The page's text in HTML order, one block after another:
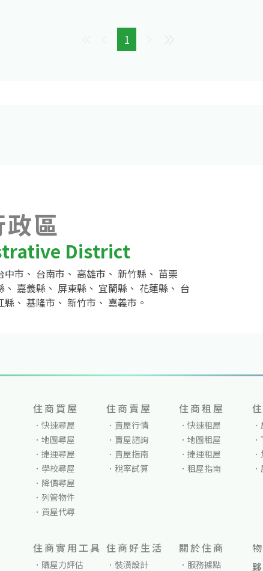
1
區
District
中市 、 台南市 、 高雄市 、 新竹縣、 苗栗
、 嘉義縣、 屏東縣、 宜蘭縣、 花蓮縣、 台
縣、 基隆市 、 新竹市 、 嘉義市 。
住商買屋
快速尋屋
地圖尋屋
捷運尋屋
學校尋屋
降價尋屋
列管物件
買屋代尋
住商賣屋
賣屋行情
賣屋諮詢
賣屋指南
稅率試算
住商租屋
快速租屋
地圖租屋
捷運租屋
租屋指南
住商實用工具
購屋力評估
住商好生活
裝潢設計
關於住商
服務據點